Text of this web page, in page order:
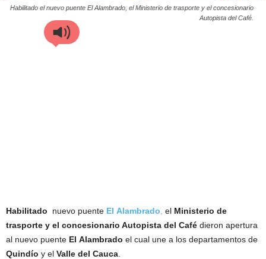
Habilitado el nuevo puente El Alambrado, el Ministerio de trasporte y el concesionario
Autopista del Café.
Habilitado nuevo puente El Alambrado el Ministerio de
trasporte y el concesionario Autopista del Café dieron apertura
al nuevo puente El Alambrado el cual une a los departamentos de
Quindío y el Valle del Cauca